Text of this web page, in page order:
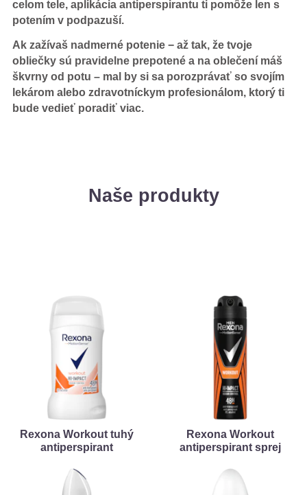
celom tele, aplikácia antiperspirantu ti pomôže len s
potením v podpazuší.
Ak zažívaš nadmerné potenie − až tak, že tvoje
obliečky sú pravidelne prepotené a na oblečení máš
škvrny od potu – mal by si sa porozprávať so svojím
lekárom alebo zdravotníckym profesionálom, ktorý ti
bude vedieť poradiť viac.
Naše produkty
Rexona Workout tuhý
antiperspirant
Rexona Workout
antiperspirant sprej